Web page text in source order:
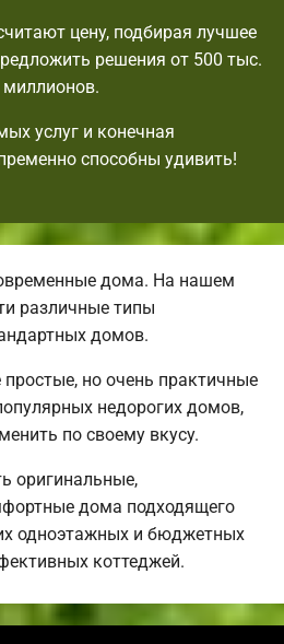
цену, подбирая лучшее
решения от 500 тыс.
миллионов.
услуг и конечная
способны удивить!
дома. На нашем
различные типы
домов.
простые, но очень практичные
недорогих домов,
по своему вкусу.
оригинальные,
дома подходящего
одноэтажных и бюджетных
коттеджей.